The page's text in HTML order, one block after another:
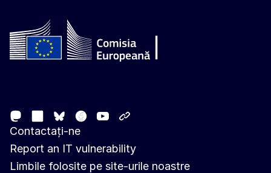
MastodonLinkedIn
Bluesky
Facebook
Youtube
Contactați-ne
Report an IT vulnerability
Limbile folosite pe site-urile noastre